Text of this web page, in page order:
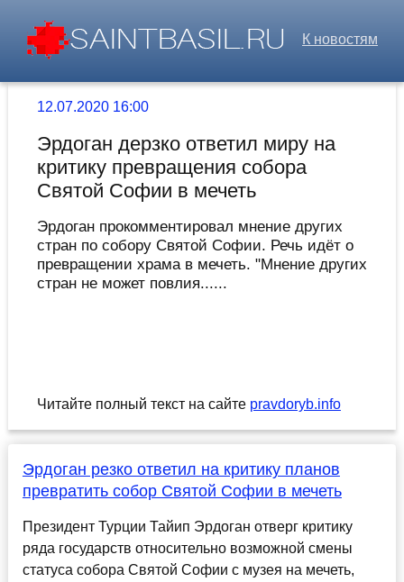
К новостям
12.07.2020 16:00
Эрдоган дерзко ответил миру на
критику превращения собора
Святой Софии в мечеть
Эрдоган прокомментировал мнение других
стран по собору Святой Софии. Речь идёт о
превращении храма в мечеть. "Мнение других
стран не может повлия......
Читайте полный текст на сайте pravdoryb.info
Эрдоган резко ответил на критику планов
превратить собор Святой Софии в мечеть
Президент Турции Тайип Эрдоган отверг критику
ряда государств относительно возможной смены
статуса собора Святой Софии с музея на мечеть,